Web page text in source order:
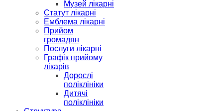
Музей лікарні
Статут лікарні
Емблема лікарні
Прийом
громадян
Послуги лікарні
Графік прийому
лікарів
Дорослі
поліклініки
Дитячі
поліклініки